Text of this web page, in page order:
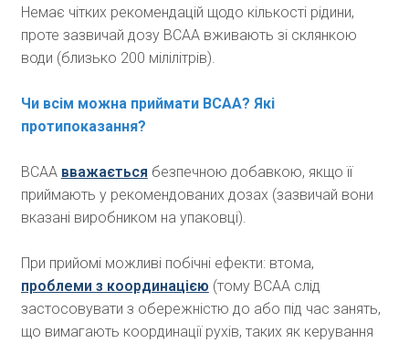
Немає чітких рекомендацій щодо кількості рідини,
проте зазвичай дозу ВСАА вживають зі склянкою
води (близько 200 мілілітрів).
Чи всім можна приймати ВСАА? Які
протипоказання?
ВСАА вважається безпечною добавкою, якщо її
приймають у рекомендованих дозах (зазвичай вони
вказані виробником на упаковці).
При прийомі можливі побічні ефекти: втома,
проблеми з координацією (тому ВСАА слід
застосовувати з обережністю до або під час занять,
що вимагають координації рухів, таких як керування